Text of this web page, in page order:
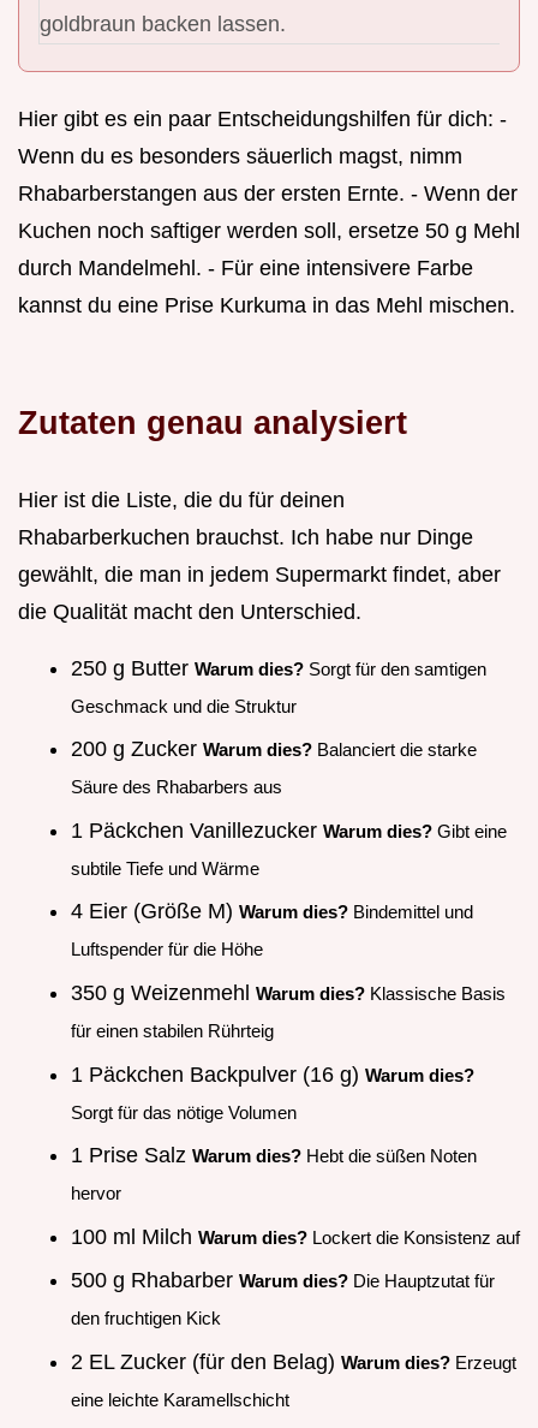
goldbraun backen lassen.
Hier gibt es ein paar Entscheidungshilfen für dich: -
Wenn du es besonders säuerlich magst, nimm
Rhabarberstangen aus der ersten Ernte. - Wenn der
Kuchen noch saftiger werden soll, ersetze 50 g Mehl
durch Mandelmehl. - Für eine intensivere Farbe
kannst du eine Prise Kurkuma in das Mehl mischen.
Zutaten genau analysiert
Hier ist die Liste, die du für deinen
Rhabarberkuchen brauchst. Ich habe nur Dinge
gewählt, die man in jedem Supermarkt findet, aber
die Qualität macht den Unterschied.
250 g Butter Warum dies? Sorgt für den samtigen
Geschmack und die Struktur
200 g Zucker Warum dies? Balanciert die starke
Säure des Rhabarbers aus
1 Päckchen Vanillezucker Warum dies? Gibt eine
subtile Tiefe und Wärme
4 Eier (Größe M) Warum dies? Bindemittel und
Luftspender für die Höhe
350 g Weizenmehl Warum dies? Klassische Basis
für einen stabilen Rührteig
1 Päckchen Backpulver (16 g) Warum dies?
Sorgt für das nötige Volumen
1 Prise Salz Warum dies? Hebt die süßen Noten
hervor
100 ml Milch Warum dies? Lockert die Konsistenz auf
500 g Rhabarber Warum dies? Die Hauptzutat für
den fruchtigen Kick
2 EL Zucker (für den Belag) Warum dies? Erzeugt
eine leichte Karamellschicht